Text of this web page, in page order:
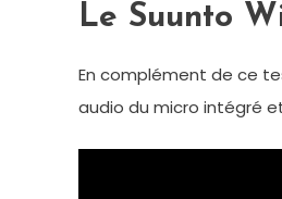
Le Suunto
En complément de ce
audio du micro intégré